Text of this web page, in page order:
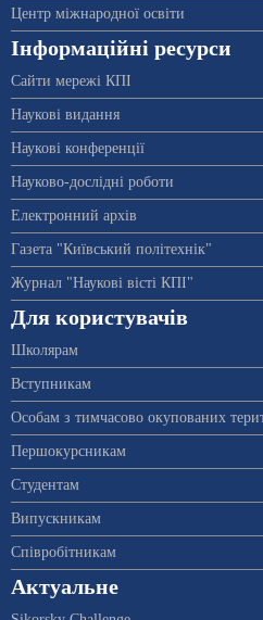
Центр міжнародної освіти
Інформаційні ресурси
Сайти мережі КПІ
Наукові видання
Наукові конференції
Науково-дослідні роботи
Електронний архів
Газета "Київський політехнік"
Журнал "Наукові вісті КПІ"
Для користувачів
Школярам
Вступникам
Особам з тимчасово окупованих
Першокурсникам
Студентам
Випускникам
Співробітникам
Актуальне